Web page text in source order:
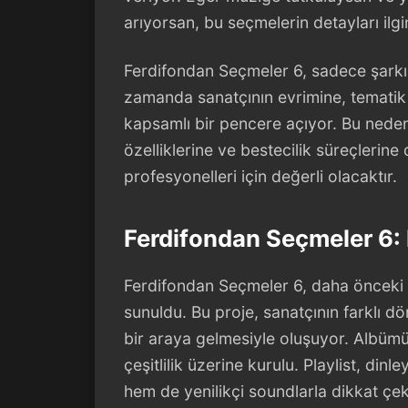
arıyorsan, bu seçmelerin detayları
Ferdifondan Seçmeler 6, sadece
zamanda sanatçının evrimine,
kapsamlı bir pencere açıyor. Bu
özelliklerine ve bestecilik
profesyonelleri için değerli olacaktır.
Ferdifondan Seçmeler 6:
Ferdifondan Seçmeler 6, daha önceki
sunuldu. Bu proje, sanatçının farklı
bir araya gelmesiyle oluşuyor.
çeşitlilik üzerine kurulu. Playlist,
hem de yenilikçi soundlarla dikkat